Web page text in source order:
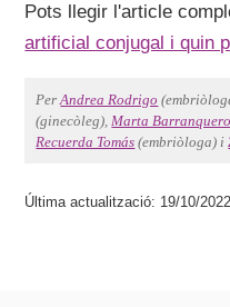
Pots llegir l'article
artificial conjugal i quin
PerAndrea Rodrigo
(ginecòleg),Marta Barranquero
Recuerda Tomás (embriòloga) i
Última actualització: 19/10/2022